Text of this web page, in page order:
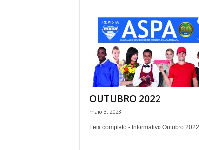
OUTUBRO 2022
maio 3, 2023
Leia completo - Informativo Outubro 2022